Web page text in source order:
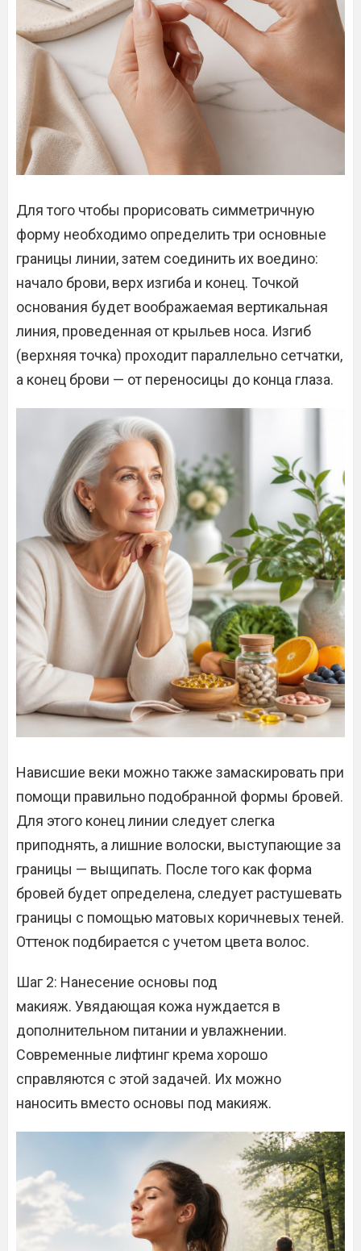
Для того чтобы прорисовать симметричную
форму необходимо определить три основные
границы линии, затем соединить их воедино:
начало брови, верх изгиба и конец. Точкой
основания будет воображаемая вертикальная
линия, проведенная от крыльев носа. Изгиб
(верхняя точка) проходит параллельно сетчатки,
а конец брови — от переносицы до конца глаза.
Нависшие веки можно также замаскировать при
помощи правильно подобранной формы бровей.
Для этого конец линии следует слегка
приподнять, а лишние волоски, выступающие за
границы — выщипать. После того как форма
бровей будет определена, следует растушевать
границы с помощью матовых коричневых теней.
Оттенок подбирается с учетом цвета волос.
Шаг 2: Нанесение основы под
макияж. Увядающая кожа нуждается в
дополнительном питании и увлажнении.
Современные лифтинг крема хорошо
справляются с этой задачей. Их можно
наносить вместо основы под макияж.